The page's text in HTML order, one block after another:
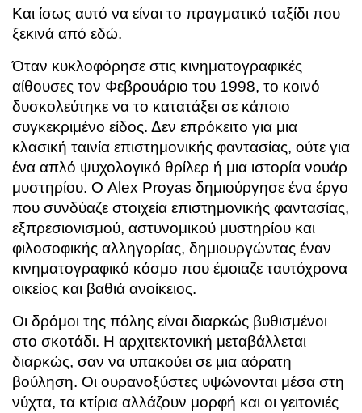
Και ίσως αυτό να είναι το πραγματικό ταξίδι που
ξεκινά από εδώ.
Όταν κυκλοφόρησε στις κινηματογραφικές
αίθουσες τον Φεβρουάριο του 1998, το κοινό
δυσκολεύτηκε να το κατατάξει σε κάποιο
συγκεκριμένο είδος. Δεν επρόκειτο για μια
κλασική ταινία επιστημονικής φαντασίας, ούτε για
ένα απλό ψυχολογικό θρίλερ ή μια ιστορία νουάρ
μυστηρίου. Ο Alex Proyas δημιούργησε ένα έργο
που συνδύαζε στοιχεία επιστημονικής φαντασίας,
εξπρεσιονισμού, αστυνομικού μυστηρίου και
φιλοσοφικής αλληγορίας, δημιουργώντας έναν
κινηματογραφικό κόσμο που έμοιαζε ταυτόχρονα
οικείος και βαθιά ανοίκειος.
Οι δρόμοι της πόλης είναι διαρκώς βυθισμένοι
στο σκοτάδι. Η αρχιτεκτονική μεταβάλλεται
διαρκώς, σαν να υπακούει σε μια αόρατη
βούληση. Οι ουρανοξύστες υψώνονται μέσα στη
νύχτα, τα κτίρια αλλάζουν μορφή και οι γειτονιές